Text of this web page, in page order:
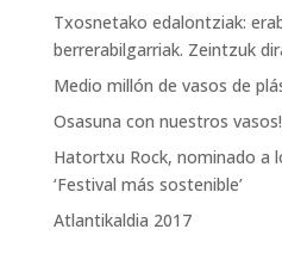
Txosnetako edalontziak:
berrerabilgarriak. Zeintzuk
Medio millón de vasos de
Osasuna con nuestros vasos!
Hatortxu Rock, nominado a
‘Festival más sostenible’
Atlantikaldia 2017